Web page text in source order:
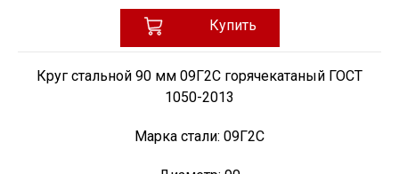
Купить
Круг стальной 90 мм 09Г2С горячекатаный ГОСТ
1050-2013
Марка стали: 09Г2С